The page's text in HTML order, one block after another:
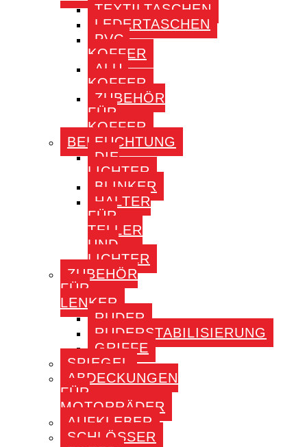
TEXTILTASCHEN
LEDERTASCHEN
PVC-
KOFFER
ALU-
KOFFER
ZUBEHÖR
FÜR
KOFFER
BELEUCHTUNG
DIE
LICHTER
BLINKER
HALTER
FÜR
TELLER
UND
LICHTER
ZUBEHÖR
FÜR
LENKER
RUDER
RUDERSTABILISIERUNG
GRIFFE
SPIEGEL
ABDECKUNGEN
FÜR
MOTORRÄDER
AUFKLEBER
SCHLÖSSER